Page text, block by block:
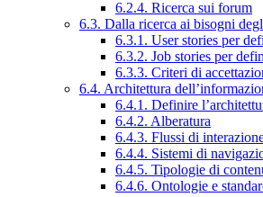
6.2.4. Ricerca sui forum
6.3. Dalla ricerca ai bisogni
6.3.1. User stories per
6.3.2. Job stories per
6.3.3. Criteri di
6.4. Architettura
6.4.1. Definire
6.4.2. Alberatura
6.4.3. Flussi di
6.4.4. Sistemi di
6.4.5. Tipologie di
6.4.6. Ontologie e